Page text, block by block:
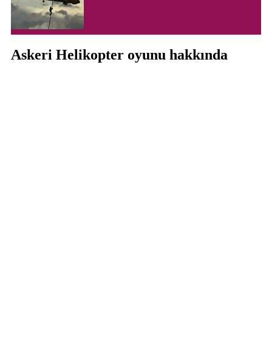
Askeri Helikopter oyunu hakkında